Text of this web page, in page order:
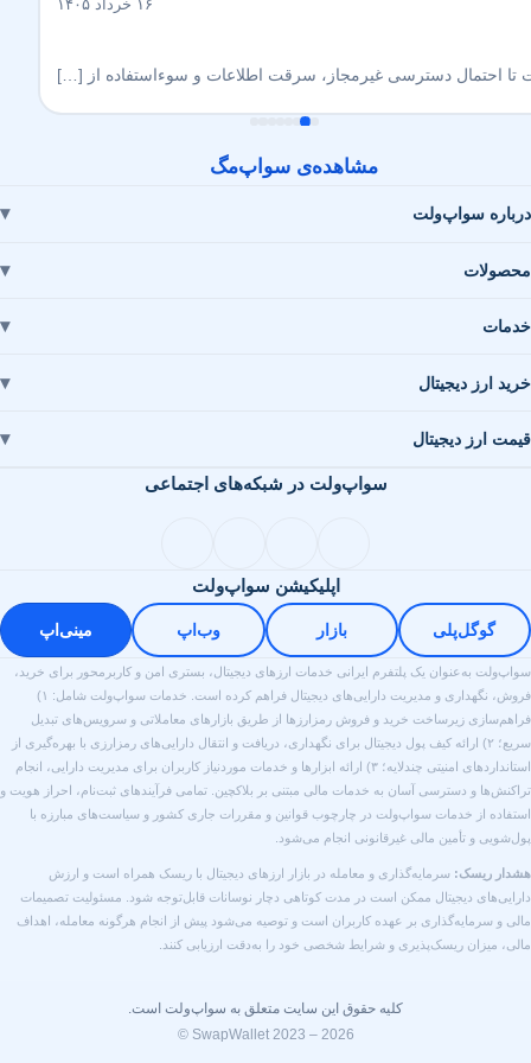
۱۶ خرداد ۱۴۰۵
تا احتمال دسترسی غیرمجاز، سرقت اطلاعات و سوءاستفاده از […]
مشاهده‌ی سواپ‌مگ
سواپ‌ولت
ارز دیجیتال
ارز دیجیتال
سواپ‌ولت در شبکه‌های اجتماعی
اپلیکیشن سواپ‌ولت
گوگل‌پلی بازار وب‌اپ مینی‌اپ
به‌عنوان یک پلتفرم ایرانی خدمات ارزهای دیجیتال، بستری امن و کاربرمحور برای خرید،
فروش، نگهداری و مدیریت دارایی‌های دیجیتال فراهم کرده است. خدمات سواپ‌ولت شامل: ۱)
زیرساخت خرید و فروش رمزارزها از طریق بازارهای معاملاتی و سرویس‌های تبدیل
سریع؛ ۲) ارائه کیف پول دیجیتال برای نگهداری، دریافت و انتقال دارایی‌های رمزارزی با بهره‌گیری از
استانداردهای امنیتی چندلایه؛ ۳) ارائه ابزارها و خدمات موردنیاز کاربران برای مدیریت دارایی، انجام
و دسترسی آسان به خدمات مالی مبتنی بر بلاکچین. تمامی فرآیندهای ثبت‌نام، احراز هویت و
از خدمات سواپ‌ولت در چارچوب قوانین و مقررات جاری کشور و سیاست‌های مبارزه با
و تأمین مالی غیرقانونی انجام می‌شود.
ریسک:سرمایه‌گذاری و معامله در بازار ارزهای دیجیتال با ریسک همراه است و ارزش
دیجیتال ممکن است در مدت کوتاهی دچار نوسانات قابل‌توجه شود. مسئولیت تصمیمات
و سرمایه‌گذاری بر عهده کاربران است و توصیه می‌شود پیش از انجام هرگونه معامله، اهداف
میزان ریسک‌پذیری و شرایط شخصی خود را به‌دقت ارزیابی کنند.
کلیه حقوق این سایت متعلق به سواپ‌ولت است.
© SwapWallet 2023 – 2026